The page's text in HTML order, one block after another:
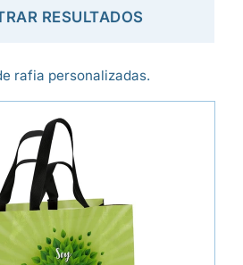
RESULTADOS
rafia personalizadas.